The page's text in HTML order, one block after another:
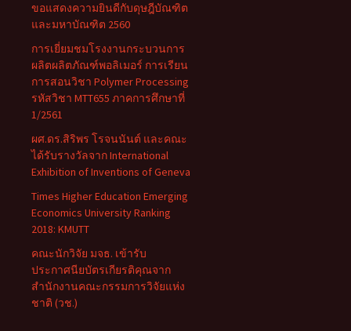
ขอแสดงความยินดีกับดุษฎีบัณฑิต
และมหาบัณฑิต 2560
การเยี่ยมชมโรงงานกระบวนการ
ผลิตผลิตภัณฑ์พอลิเมอร์ การเรียน
การสอนวิชา Polymer Processing
รหัสวิชา MTT655 ภาคการศึกษาที่
1/2561
ผศ.ดร.สิริพร โรจนนันต์ และคณะ
ได้รับรางวัลจาก International
Exhibition of Inventions of Geneva
Times Higher Education Emerging
Economics University Ranking
2018: KMUTT
คณะนักวิจัย มจธ. เข้ารับ
ประกาศนียบัตรเกียรติคุณจาก
สำนักงานคณะกรรมการวิจัยแห่ง
ชาติ (วช.)